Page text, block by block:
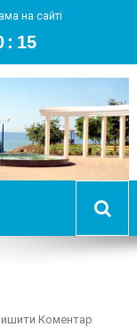
на сайті
: 16
Южный
КоментарOn